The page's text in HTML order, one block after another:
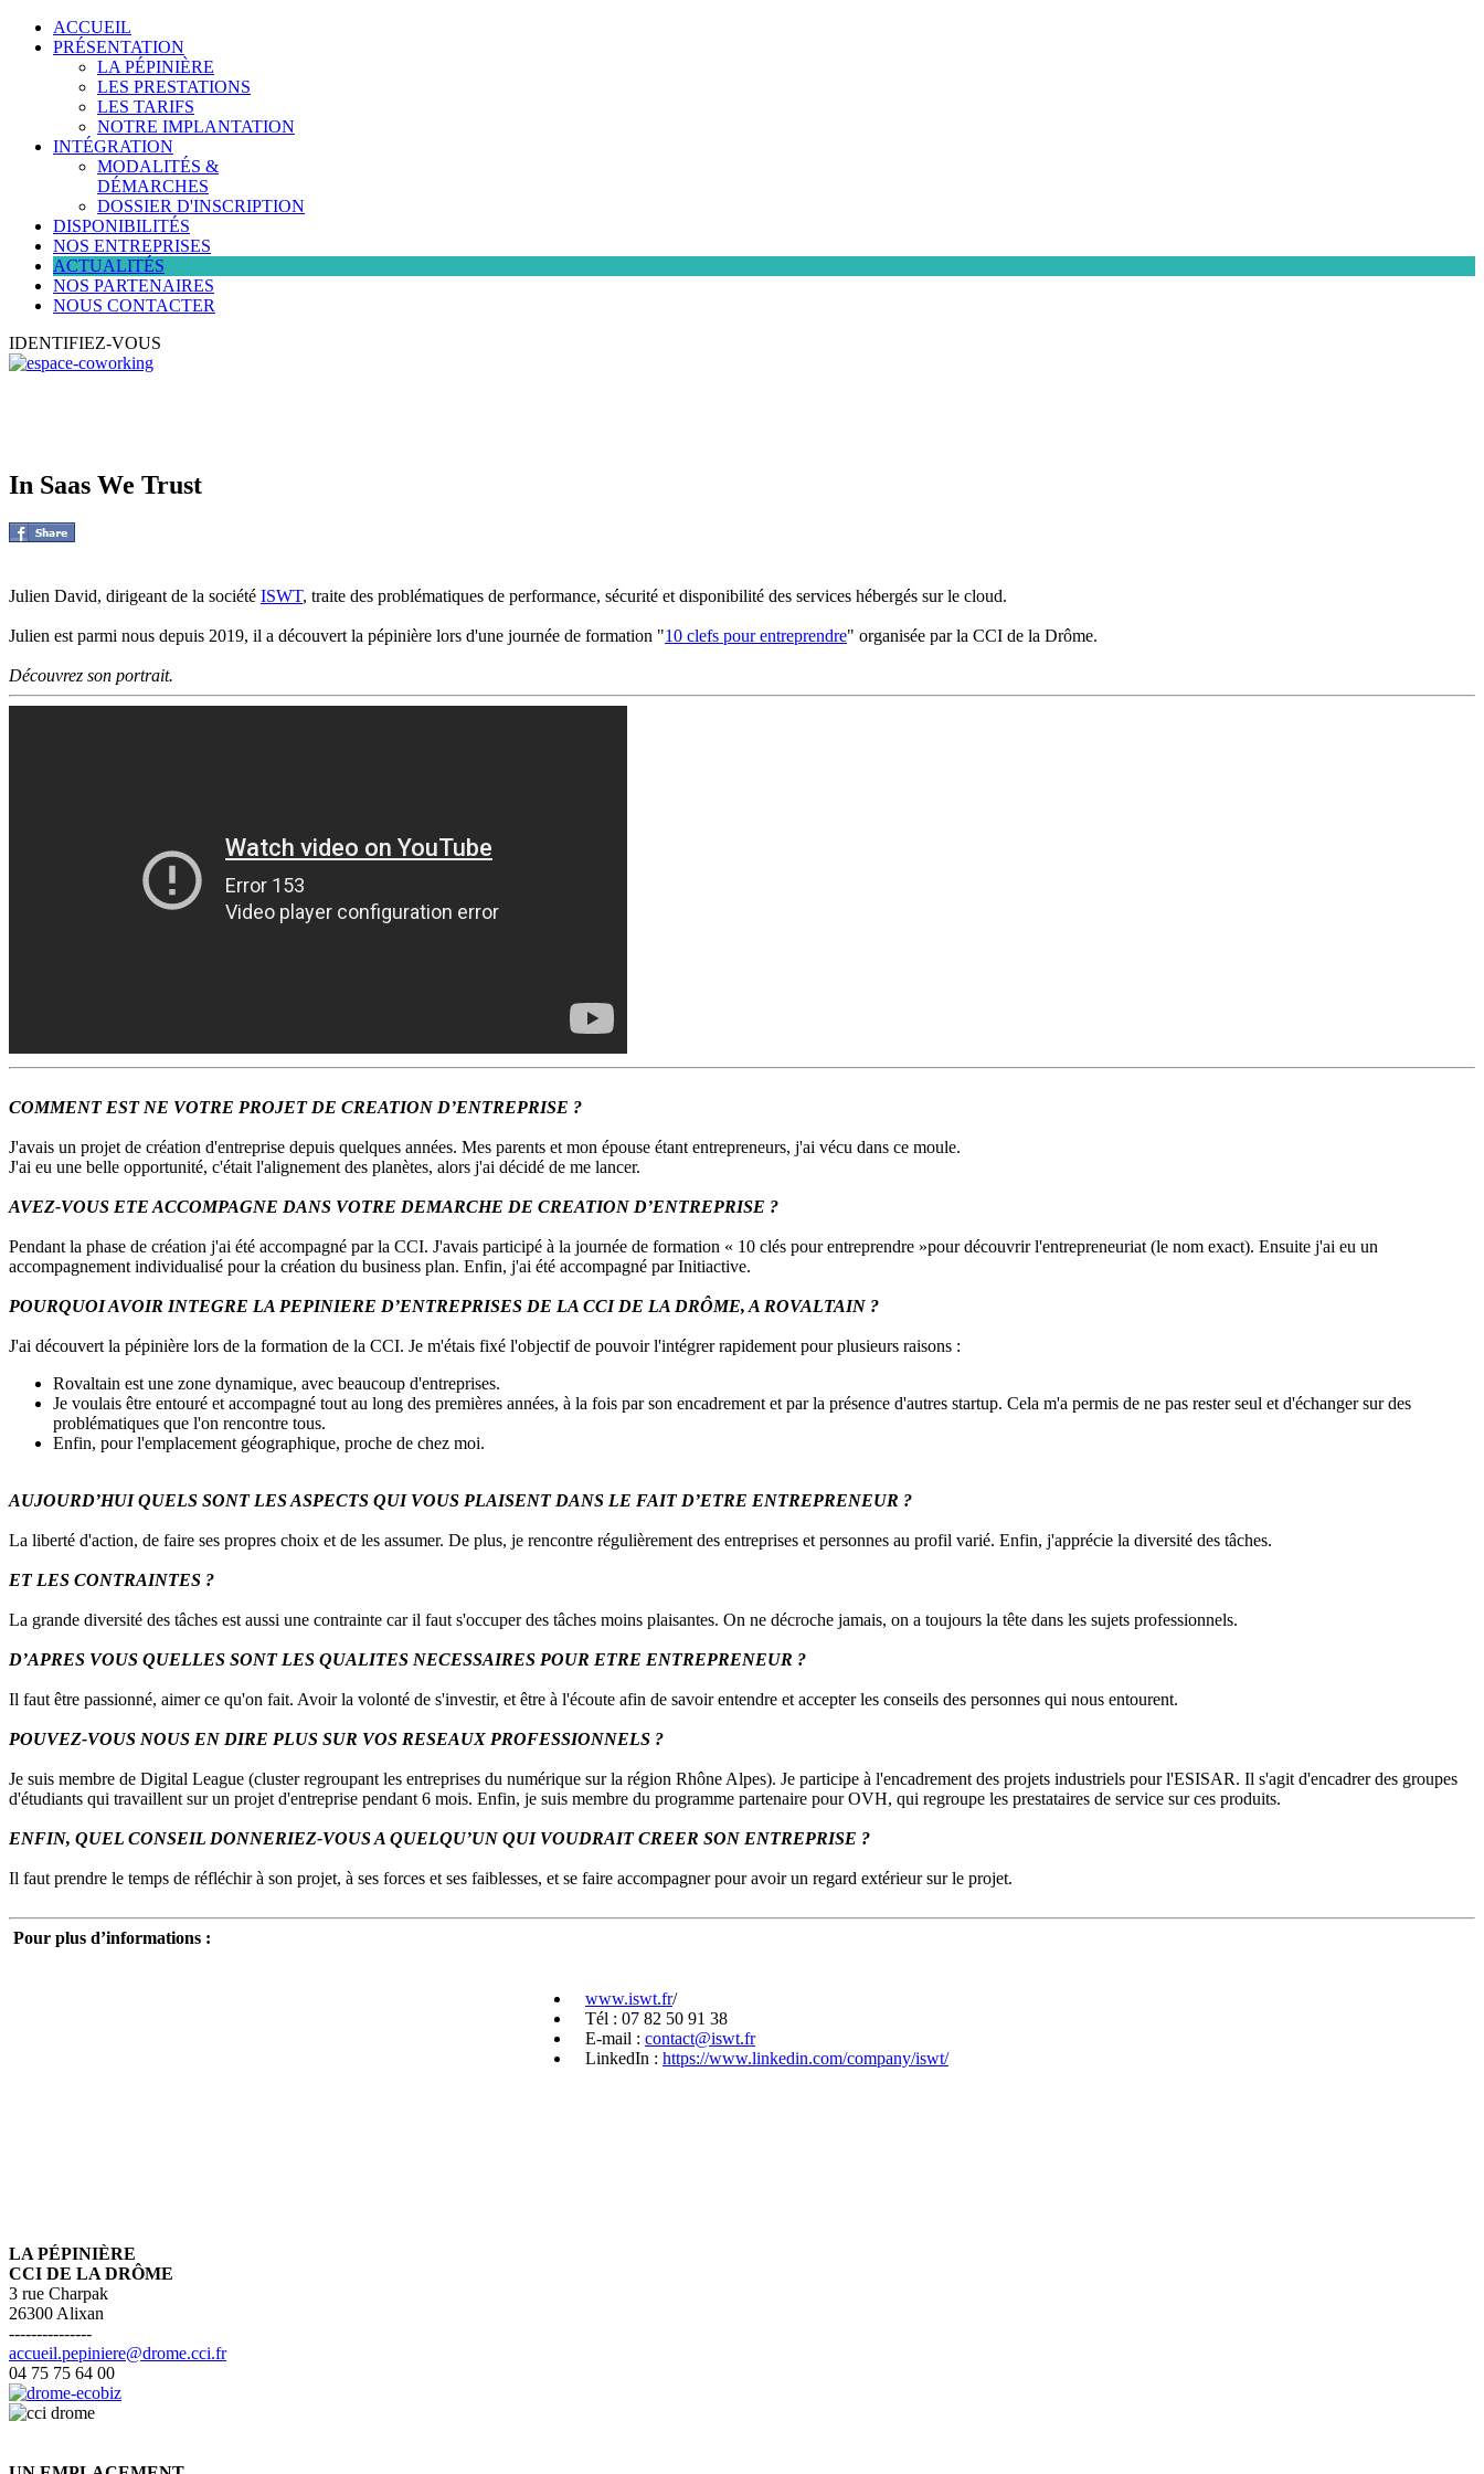
ACCUEIL
PRÉSENTATION
LA PÉPINIÈRE
LES PRESTATIONS
LES TARIFS
NOTRE IMPLANTATION
INTÉGRATION
MODALITÉS &
DÉMARCHES
DOSSIER D'INSCRIPTION
DISPONIBILITÉS
NOS ENTREPRISES
ACTUALITÉS
NOS PARTENAIRES
NOUS CONTACTER
IDENTIFIEZ-VOUS
In Saas We Trust
Julien David, dirigeant de la société ISWT, traite des problématiques de performance, sécurité et disponibilité des services hébergés sur le cloud.
Julien est parmi nous depuis 2019, il a découvert la pépinière lors d'une journée de formation "10 clefs pour entreprendre" organisée par la CCI de la Drôme.
Découvrez son portrait.
COMMENT EST NE VOTRE PROJET DE CREATION D’ENTREPRISE ?
J'avais un projet de création d'entreprise depuis quelques années. Mes parents et mon épouse étant entrepreneurs, j'ai vécu dans ce moule.
J'ai eu une belle opportunité, c'était l'alignement des planètes, alors j'ai décidé de me lancer.
AVEZ-VOUS ETE ACCOMPAGNE DANS VOTRE DEMARCHE DE CREATION D’ENTREPRISE ?
Pendant la phase de création j'ai été accompagné par la CCI. J'avais participé à la journée de formation « 10 clés pour entreprendre »pour découvrir l'entrepreneuriat (le nom exact). Ensuite j'ai eu un
accompagnement individualisé pour la création du business plan. Enfin, j'ai été accompagné par Initiactive.
POURQUOI AVOIR INTEGRE LA PEPINIERE D’ENTREPRISES DE LA CCI DE LA DRÔME, A ROVALTAIN ?
J'ai découvert la pépinière lors de la formation de la CCI. Je m'étais fixé l'objectif de pouvoir l'intégrer rapidement pour plusieurs raisons :
Rovaltain est une zone dynamique, avec beaucoup d'entreprises.
Je voulais être entouré et accompagné tout au long des premières années, à la fois par son encadrement et par la présence d'autres startup. Cela m'a permis de ne pas rester seul et d'échanger sur des
problématiques que l'on rencontre tous.
Enfin, pour l'emplacement géographique, proche de chez moi.
AUJOURD’HUI QUELS SONT LES ASPECTS QUI VOUS PLAISENT DANS LE FAIT D’ETRE ENTREPRENEUR ?
La liberté d'action, de faire ses propres choix et de les assumer. De plus, je rencontre régulièrement des entreprises et personnes au profil varié. Enfin, j'apprécie la diversité des tâches.
ET LES CONTRAINTES ?
La grande diversité des tâches est aussi une contrainte car il faut s'occuper des tâches moins plaisantes. On ne décroche jamais, on a toujours la tête dans les sujets professionnels.
D’APRES VOUS QUELLES SONT LES QUALITES NECESSAIRES POUR ETRE ENTREPRENEUR ?
Il faut être passionné, aimer ce qu'on fait. Avoir la volonté de s'investir, et être à l'écoute afin de savoir entendre et accepter les conseils des personnes qui nous entourent.
POUVEZ-VOUS NOUS EN DIRE PLUS SUR VOS RESEAUX PROFESSIONNELS ?
Je suis membre de Digital League (cluster regroupant les entreprises du numérique sur la région Rhône Alpes). Je participe à l'encadrement des projets industriels pour l'ESISAR. Il s'agit d'encadrer des groupes
d'étudiants qui travaillent sur un projet d'entreprise pendant 6 mois. Enfin, je suis membre du programme partenaire pour OVH, qui regroupe les prestataires de service sur ces produits.
ENFIN, QUEL CONSEIL DONNERIEZ-VOUS A QUELQU’UN QUI VOUDRAIT CREER SON ENTREPRISE ?
Il faut prendre le temps de réfléchir à son projet, à ses forces et ses faiblesses, et se faire accompagner pour avoir un regard extérieur sur le projet.
Pour plus d’informations :
www.iswt.fr/
Tél : 07 82 50 91 38
E-mail : contact@iswt.fr
LinkedIn : https://www.linkedin.com/company/iswt/
LA PÉPINIÈRE
CCI DE LA DRÔME
3 rue Charpak
26300 Alixan
---------------
accueil.pepiniere@drome.cci.fr
04 75 75 64 00